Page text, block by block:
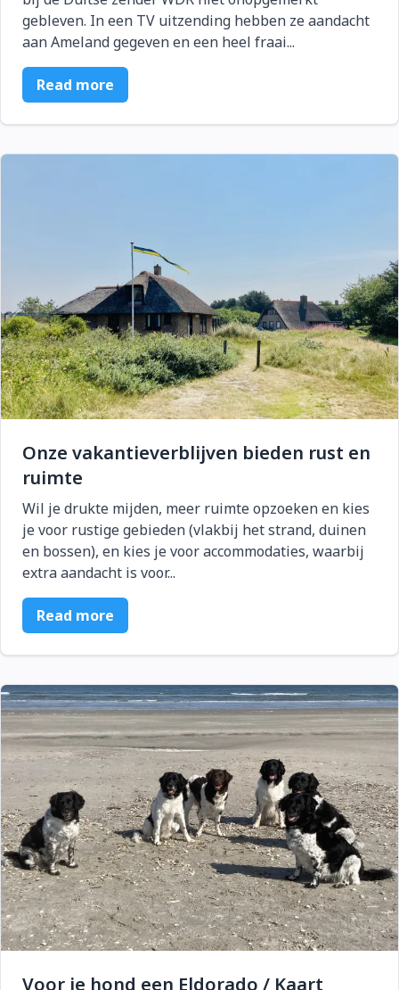
gebleven. In een TV uitzending hebben ze aandacht
aan Ameland gegeven en een heel fraai...
Read more
Onze vakantieverblijven bieden rust en
ruimte
Wil je drukte mijden, meer ruimte opzoeken en kies
je voor rustige gebieden (vlakbij het strand, duinen
en bossen), en kies je voor accommodaties, waarbij
extra aandacht is voor...
Read more
Voor je hond een Eldorado / Kaart